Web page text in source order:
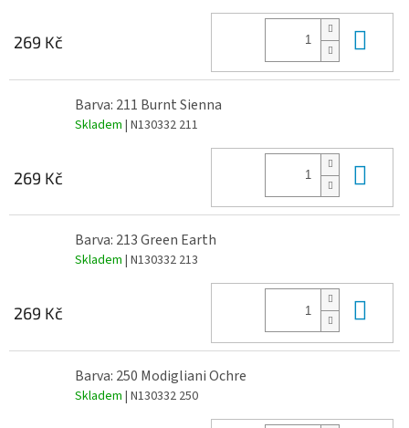
269 Kč
Barva: 211 Burnt Sienna
Skladem | N130332 211
269 Kč
Barva: 213 Green Earth
Skladem | N130332 213
269 Kč
Barva: 250 Modigliani Ochre
Skladem | N130332 250